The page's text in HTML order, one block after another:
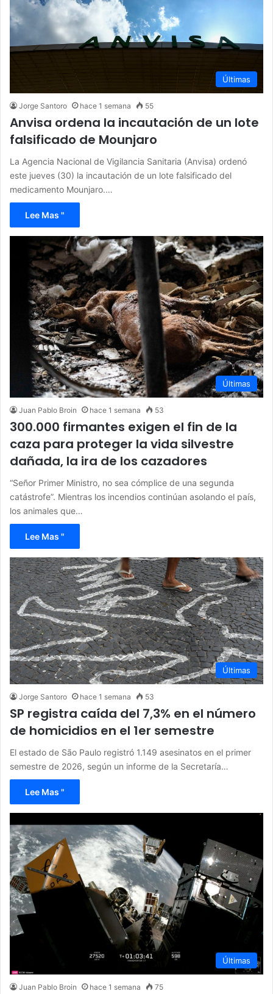
Últimas
Jorge Santoro hace 1 semana 55
Anvisa ordena la incautación de un lote
falsificado de Mounjaro
La Agencia Nacional de Vigilancia Sanitaria (Anvisa) ordenó
este jueves (30) la incautación de un lote falsificado del
medicamento Mounjaro.…
Lee Mas "
Últimas
Juan Pablo Broin hace 1 semana 53
300.000 firmantes exigen el fin de la
caza para proteger la vida silvestre
dañada, la ira de los cazadores
“Señor Primer Ministro, no sea cómplice de una segunda
catástrofe”. Mientras los incendios continúan asolando el país,
los animales que…
Lee Mas "
Últimas
Jorge Santoro hace 1 semana 53
SP registra caída del 7,3% en el número
de homicidios en el 1er semestre
El estado de São Paulo registró 1.149 asesinatos en el primer
semestre de 2026, según un informe de la Secretaría…
Lee Mas "
Últimas
Juan Pablo Broin hace 1 semana 75